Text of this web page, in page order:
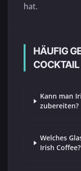
hat.
HÄUFIG
COCKTAIL
Kann man
zubereiten?
Welches
Irish Coffee?